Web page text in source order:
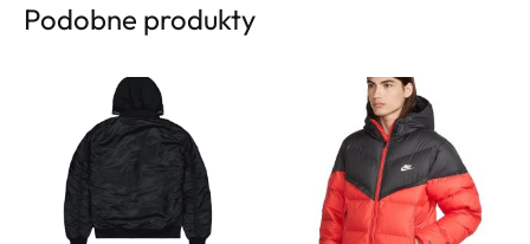
Podobne produkty